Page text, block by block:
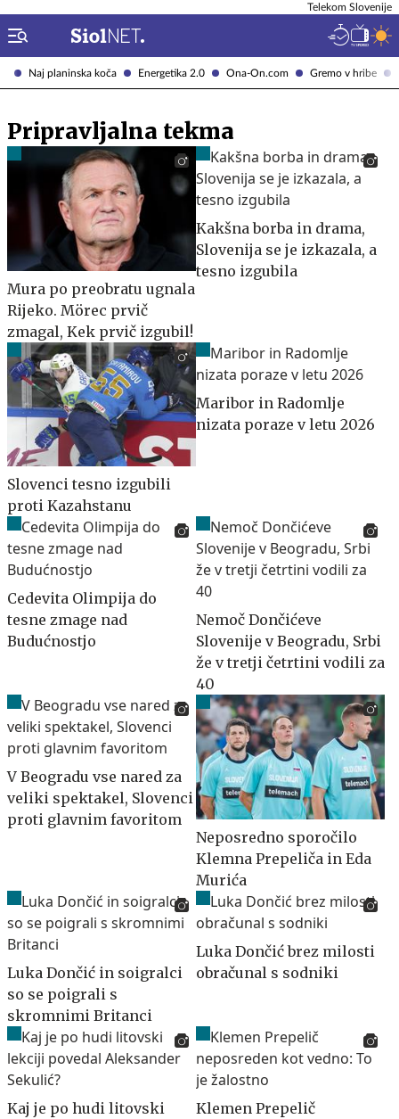
Naj planinska koča Energetika 2.0 Ona-On.com Gremo v hribe
Telekom Slovenije
Pripravljalna tekma
Mura po preobratu ugnala
Rijeko. Mörec prvič
zmagal, Kek prvič izgubil!
Kakšna borba in drama,
Slovenija se je izkazala, a
tesno izgubila
Slovenci tesno izgubili
proti Kazahstanu
Maribor in Radomlje
nizata poraze v letu 2026
Cedevita Olimpija do
tesne zmage nad
Budućnostjo
Nemoč Dončićeve
Slovenije v Beogradu, Srbi
že v tretji četrtini vodili za
40
V Beogradu vse nared za
veliki spektakel, Slovenci
proti glavnim favoritom
Neposredno sporočilo
Klemna Prepeliča in Eda
Murića
Luka Dončić in soigralci
so se poigrali s
skromnimi Britanci
Luka Dončić brez milosti
obračunal s sodniki
Kaj je po hudi litovski
Klemen Prepelič